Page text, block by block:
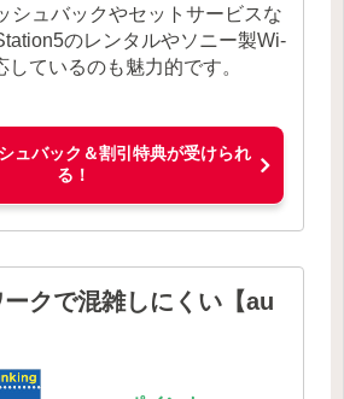
シュバックやセットサービスな
のレンタルやソニー製Wi-
しているのも魅力的です。
ュバック＆割引特典が受けられ
る！
クで混雑しにくい【au